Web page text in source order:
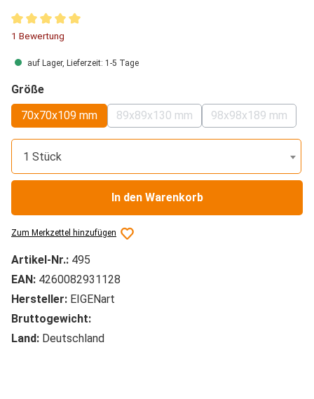
Durchschnittliche Bewertung von 5 von 5 Sternen
1 Bewertung
auf Lager, Lieferzeit: 1-5 Tage
Größeauswählen
70x70x109 mm
89x89x130 mm
(Diese Option ist zurzeit nicht
98x98x189 mm
(Diese
1 Stück
In den Warenkorb
Zum Merkzettel hinzufügen
Artikel-Nr.: 495
EAN: 4260082931128
Hersteller: EIGENart
Bruttogewicht:
Land: Deutschland